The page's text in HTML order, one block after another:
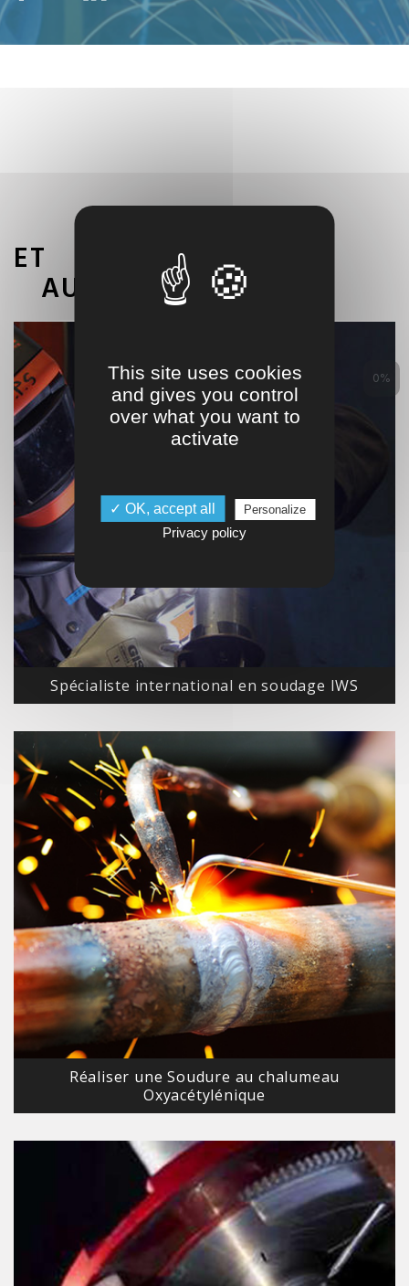
ET
AUSSI
Spécialiste international en soudage IWS
Réaliser une Soudure au chalumeau
Oxyacétylénique
0%
This site uses cookies
and gives you control
over what you want to
activate
✓ OK, accept all Personalize
Privacy policy